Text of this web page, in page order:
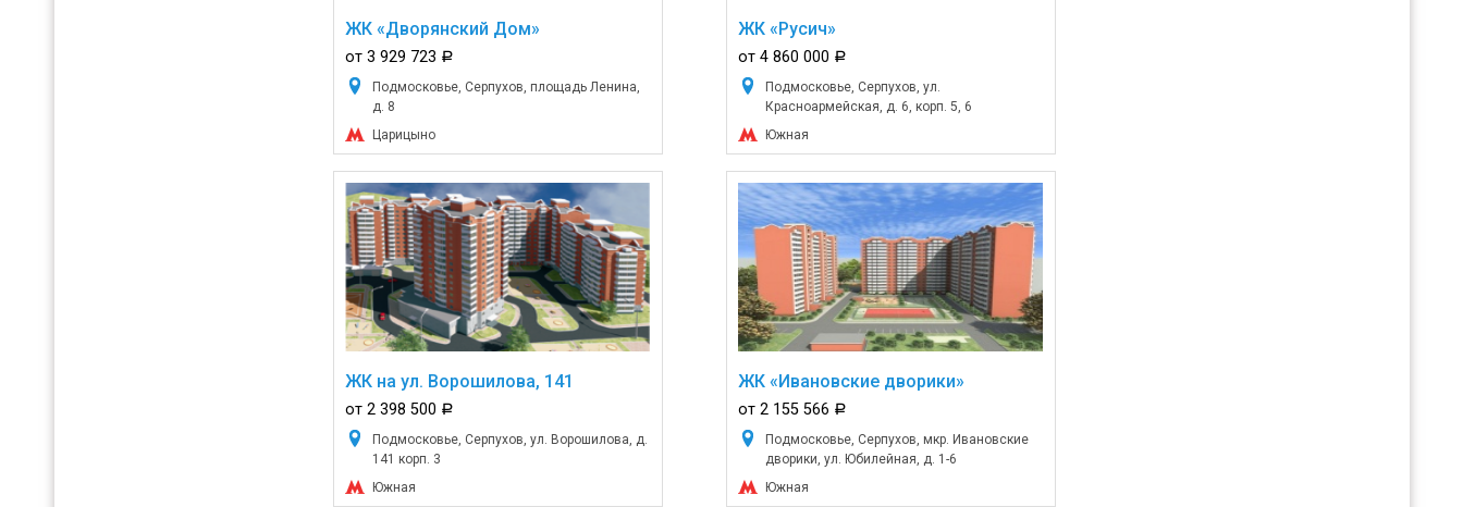
ЖК «Дворянский Дом»
от 3 929 723 a
Подмосковье, Серпухов, площадь Ленина,
д. 8
Царицыно
ЖК «Русич»
от 4 860 000 a
Подмосковье, Серпухов, ул.
Красноармейская, д. 6, корп. 5, 6
Южная
ЖК на ул. Ворошилова, 141
от 2 398 500 a
Подмосковье, Серпухов, ул. Ворошилова, д.
141 корп. 3
Южная
ЖК «Ивановские дворики»
от 2 155 566 a
Подмосковье, Серпухов, мкр. Ивановские
дворики, ул. Юбилейная, д. 1-6
Южная